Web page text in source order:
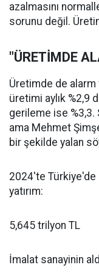
azalmasını
sorunu değil.
"ÜRETİMDE
Üretimde de alarm
üretimi aylık %2,9
gerileme ise %3,3.
ama Mehmet
bir şekilde yalan
2024'te Türkiye'de
yatırım:
5,645 trilyon TL
İmalat sanayinin